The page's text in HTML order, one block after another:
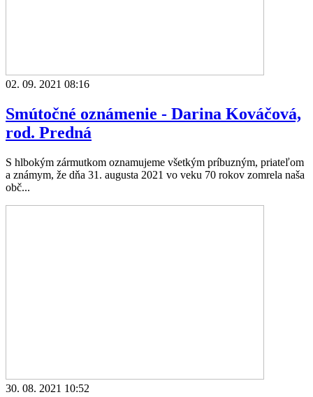
02. 09. 2021 08:16
Smútočné oznámenie - Darina Kováčová,
rod. Predná
S hlbokým zármutkom oznamujeme všetkým príbuzným, priateľom
a známym, že dňa 31. augusta 2021 vo veku 70 rokov zomrela naša
obč...
30. 08. 2021 10:52